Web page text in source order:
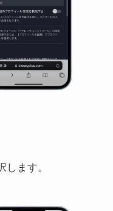
します。